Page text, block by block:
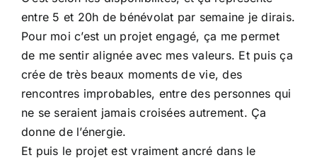
entre 5 et 20h de bénévolat par semaine je dirais.
Pour moi c’est un projet engagé, ça me permet
de me sentir alignée avec mes valeurs. Et puis ça
crée de très beaux moments de vie, des
rencontres improbables, entre des personnes qui
ne se seraient jamais croisées autrement. Ça
donne de l’énergie.
Et puis le projet est vraiment ancré dans le